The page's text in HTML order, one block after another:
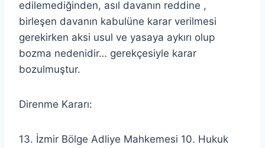
edilemediğinden, asıl davanın reddine ,
birleşen davanın kabulüne karar verilmesi
gerekirken aksi usul ve yasaya aykırı olup
bozma nedenidir… gerekçesiyle karar
bozulmuştur.
Direnme Kararı:
13. İzmir Bölge Adliye Mahkemesi 10. Hukuk